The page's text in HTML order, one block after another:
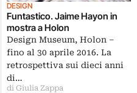
DESIGN
Funtastico. Jaime Hayon in
mostra a Holon
Design Museum, Holon –
fino al 30 aprile 2016. La
retrospettiva sui dieci anni
di…
di Giulia Zappa